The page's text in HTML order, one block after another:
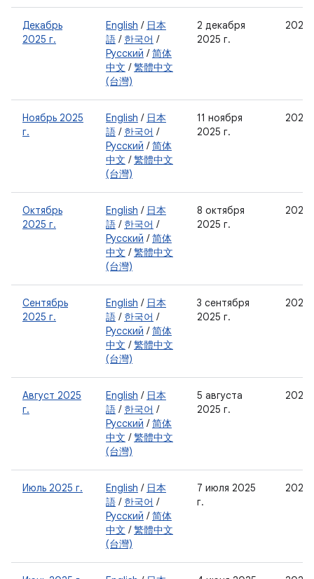
Декабрь
2025 г.
English / 日本
語 / 한국어 /
Русский /简体
中文 /繁體中文
(台灣)
2 декабря
2025 г.
Ноябрь 2025
г.
English / 日本
語 / 한국어 /
Русский /简体
中文 /繁體中文
(台灣)
11 ноября
2025 г.
Октябрь
2025 г.
English / 日本
語 / 한국어 /
Русский /简体
中文 /繁體中文
(台灣)
8 октября
2025 г.
Сентябрь
2025 г.
English / 日本
語 / 한국어 /
Русский /简体
中文 /繁體中文
(台灣)
3 сентября
2025 г.
Август 2025
г.
English / 日本
語 / 한국어 /
Русский /简体
中文 /繁體中文
(台灣)
5 августа
2025 г.
Июль 2025 г. English / 日本
語 / 한국어 /
Русский /简体
中文 /繁體中文
(台灣)
7 июля 2025
г.